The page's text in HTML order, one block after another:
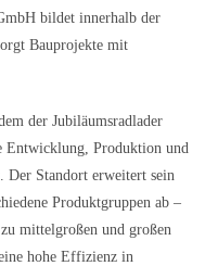
bildet innerhalb der
Bauprojekte mit
der Jubiläumsradlader
Entwicklung, Produktion und
Der Standort erweitert sein
Produktgruppen ab –
mittelgroßen und großen
hohe Effizienz in